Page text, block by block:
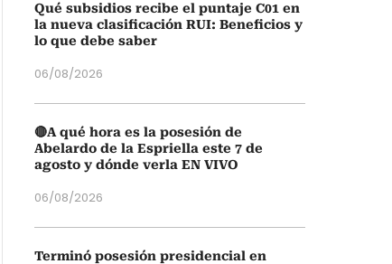
Qué subsidios recibe el puntaje C01 en
la nueva clasificación RUI: Beneficios y
lo que debe saber
06/08/2026
🔴A qué hora es la posesión de
Abelardo de la Espriella este 7 de
agosto y dónde verla EN VIVO
06/08/2026
Terminó posesión presidencial en